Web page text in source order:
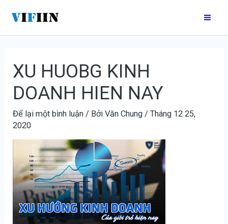
nội
XU HUOBG KINH
DOANH HIEN NAY
Để lại một bình luận / BởiVăn Chung /Tháng 12 25,
2020
hướng
bài